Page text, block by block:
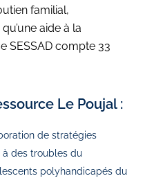
familial,
aide à la
SESSAD compte 33
Le Poujal :
de stratégies
à des troubles du
polyhandicapés du